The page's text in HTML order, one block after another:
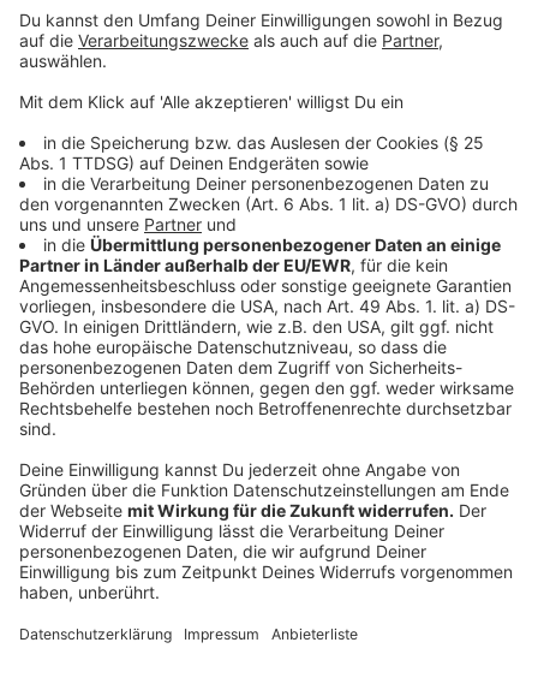
Jahrzehnten entwickelte sich das Radio zu einem
wichtigen Alltagsmedium mit Nachrichten, Musik und
Unterhaltung für Millionen Menschen.
Anzeige
Anzeige
Wie viele Menschen hören Radio 90,1?
Radio 90,1 zählt zu den Top-Sendern in Nordrhein
Westfalen. Im Durchschnitt erreichen Sie mit uns 100.000
Ihnen sogar sagen, wie viele Menschen uns in einer Stunde
eingeschaltet haben:
Uhrzeit Hörer
06.00 - 07.0015.608
07.00 - 08.0031.912